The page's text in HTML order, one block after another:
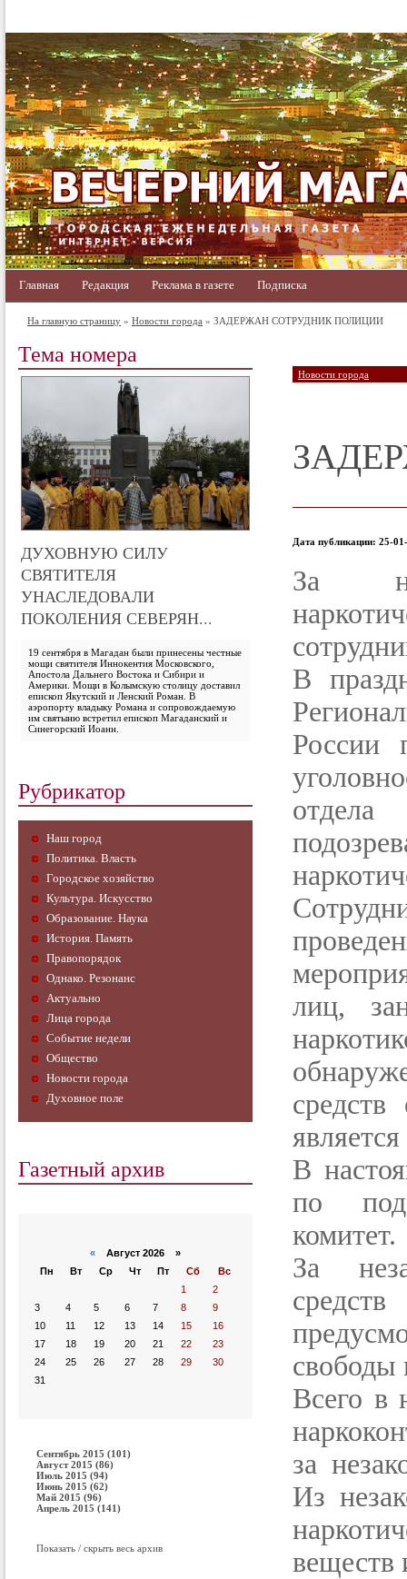
Главная Редакция Реклама в газете Подписка
На главную страницу » Новости города » ЗАДЕРЖАН СОТРУДНИК ПОЛИЦИИ
Тема номера
ДУХОВНУЮ СИЛУ
СВЯТИТЕЛЯ
УНАСЛЕДОВАЛИ
ПОКОЛЕНИЯ СЕВЕРЯН...
19 сентября в Магадан были принесены честные
мощи святителя Иннокентия Московского,
Апостола Дальнего Востока и Сибири и
Америки. Мощи в Колымскую столицу доставил
епископ Якутский и Ленский Роман. В
аэропорту владыку Романа и сопровождаемую
им святыню встретил епископ Магаданский и
Синегорский Иоанн.
Рубрикатор
Наш город
Политика. Власть
Городское хозяйство
Культура. Искусство
Образование. Наука
История. Память
Правопорядок
Однако. Резонанс
Актуально
Лица города
Событие недели
Общество
Новости города
Духовное поле
Газетный архив
« Август 2026 »
Пн
Вт Ср Чт Пт Сб
Вс
1
2
3
4 5 6 7 8
9
10
11 12 13 14 15
16
17
18 19 20 21 22
23
24
25 26 27 28 29
30
31
Сентябрь 2015 (101)
Август 2015 (86)
Июль 2015 (94)
Июнь 2015 (62)
Май 2015 (96)
Апрель 2015 (141)
Показать / скрыть весь архив
Новости города
Дата публикации: 25-
За
В
России
отдела
лиц,
средств
В
по
комитет.
За
свободы
Всего в
за
Из
веществ